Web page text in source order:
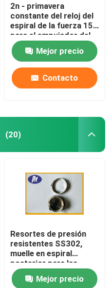
2n - primavera
constante del reloj del
espiral de la fuerza 15n
para el empujador del
estante del tabaco
Mejor precio
Contacto
(20)
Resortes de presión
resistentes SS302,
muelle en espiral
posterior para las
ventajas retractables
del perroMejor precio